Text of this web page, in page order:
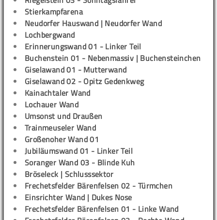
Stierkampfarena
Neudorfer Hauswand | Neudorfer Wand
Lochbergwand
Erinnerungswand 01 - Linker Teil
Buchenstein 01 - Nebenmassiv | Buchensteinchen
Giselawand 01 - Mutterwand
Giselawand 02 - Opitz Gedenkweg
Kainachtaler Wand
Lochauer Wand
Umsonst und Draußen
Trainmeuseler Wand
Großenoher Wand 01
Jubiläumswand 01 - Linker Teil
Soranger Wand 03 - Blinde Kuh
Bröseleck | Schlusssektor
Frechetsfelder Bärenfelsen 02 - Türmchen
Einsrichter Wand | Dukes Nose
Frechetsfelder Bärenfelsen 01 - Linke Wand